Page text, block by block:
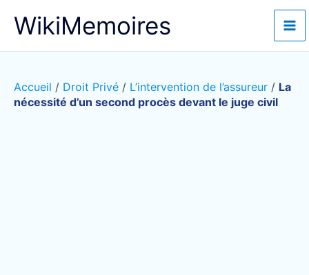
WikiMemoires
Accueil / Droit Privé / L’intervention de l’assureur / La
nécessité d’un second procès devant le juge civil